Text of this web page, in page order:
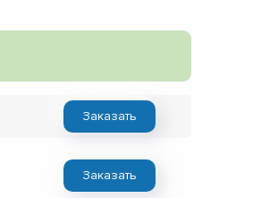
Заказать
Заказать